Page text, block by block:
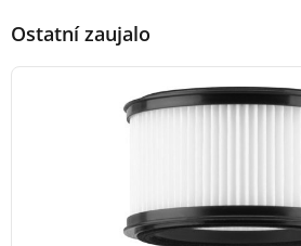
Ostatní zaujalo